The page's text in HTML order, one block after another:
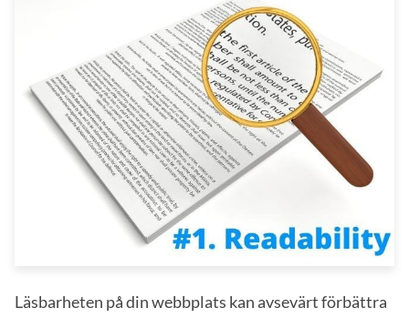
Läsbarheten på din webbplats kan avsevärt förbättra